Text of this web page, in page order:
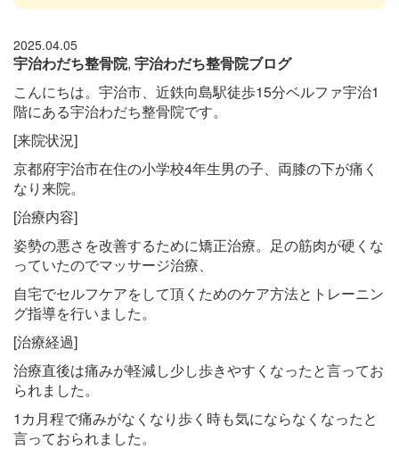
2025.04.05
宇治わだち整骨院, 宇治わだち整骨院ブログ
こんにちは。宇治市、近鉄向島駅徒歩15分ベルファ宇治1
階にある宇治わだち整骨院です。
[来院状況]
京都府宇治市在住の小学校4年生男の子、両膝の下が痛く
なり来院。
[治療内容]
姿勢の悪さを改善するために矯正治療。足の筋肉が硬くな
っていたのでマッサージ治療、
自宅でセルフケアをして頂くためのケア方法とトレーニン
グ指導を行いました。
[治療経過]
治療直後は痛みが軽減し少し歩きやすくなったと言ってお
られました。
1カ月程で痛みがなくなり歩く時も気にならなくなったと
言っておられました。